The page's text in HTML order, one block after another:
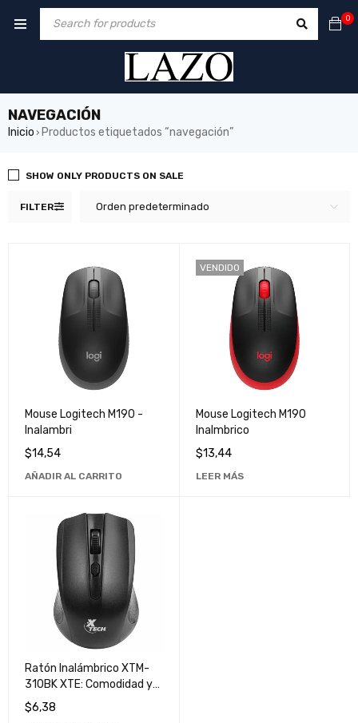
0
NAVEGACIÓN
Inicio › Productos etiquetados “navegación”
FILTER Orden predeterminado
SHOW ONLY PRODUCTS ON SALE
Mouse Logitech M190 -
Inalambri
$14,54
AÑADIR AL CARRITO
VENDIDO
Mouse Logitech M190
Inalmbrico
$13,44
LEER MÁS
Ratón Inalámbrico XTM-
310BK XTE: Comodidad y
Eficiencia en un Solo Click
$6,38